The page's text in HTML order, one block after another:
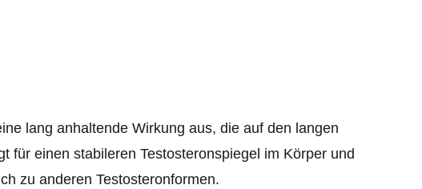
lang anhaltende Wirkung aus, die auf den langen
für einen stabileren Testosteronspiegel im Körper und
zu anderen Testosteronformen.